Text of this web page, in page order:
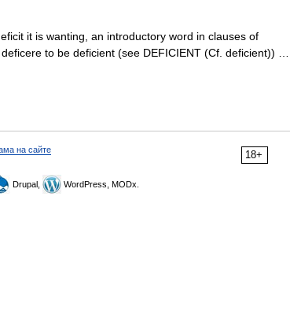
it is wanting, an introductory word in clauses of
to be deficient (see DEFICIENT (Cf. deficient)) …
18+
на сайте
Drupal, WordPress, MODx.